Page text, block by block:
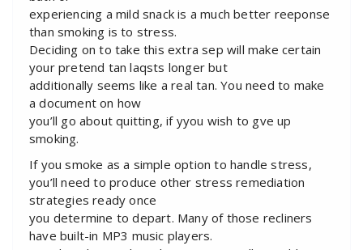
experiencing a mild snack is a much better reeponse
than smoking is to stress.
Deciding on to take this extra sep will make certain
your pretend tan laqsts longer but
additionally seems like a real tan. You need to make
a document on how
you’ll go about quitting, if yyou wish to gve up
smoking.
If you smoke as a simple option to handle stress,
you’ll need to produce other stress remediation
strategies ready once
you determine to depart. Many of those recliners
have built-in MP3 music players.